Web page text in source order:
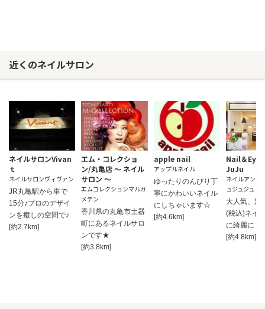
近くのネイルサロン
ネイルサロンVivan
ｔ
ネイルサロンヴィヴァン
JR丸亀駅から車で
15分♪プロのデザイ
ンを癒しの空間で♪
[約2.7km]
エム・コレクショ
ン/丸亀店 ～ ネイル
サロン ～
エムコレクションマルガ
メテン
香川県の丸亀市土器
町にあるネイルサロ
ンです★
[約3.8km]
apple nail
アップルネイル
ゆったりのんびり丁
寧にかわいいネイル
にしちゃいます☆
[約4.6km]
Nail＆
JuJu
ネイルアンド
ュジュジュ
大人気、定
(税込)ネイ
に綺麗に！
[約4.8km]